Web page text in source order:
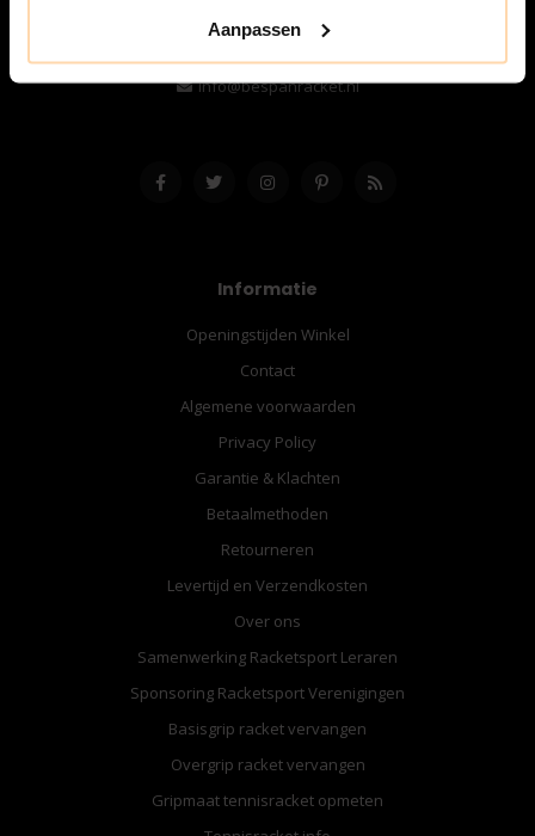
Aanpassen
06-57276080
info@bespanracket.nl
Informatie
Openingstijden Winkel
Contact
Algemene voorwaarden
Privacy Policy
Garantie & Klachten
Betaalmethoden
Retourneren
Levertijd en Verzendkosten
Over ons
Samenwerking Racketsport Leraren
Sponsoring Racketsport Verenigingen
Basisgrip racket vervangen
Overgrip racket vervangen
Gripmaat tennisracket opmeten